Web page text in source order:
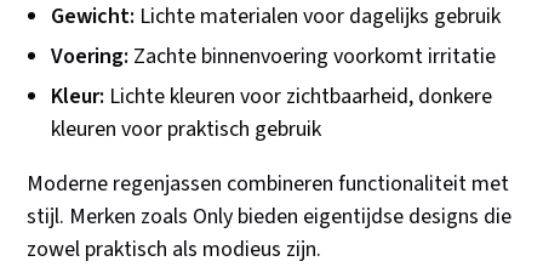
Gewicht: Lichte materialen voor dagelijks gebruik
Voering: Zachte binnenvoering voorkomt irritatie
Kleur: Lichte kleuren voor zichtbaarheid, donkere
kleuren voor praktisch gebruik
Moderne regenjassen combineren functionaliteit met
stijl. Merken zoals Only bieden eigentijdse designs die
zowel praktisch als modieus zijn.